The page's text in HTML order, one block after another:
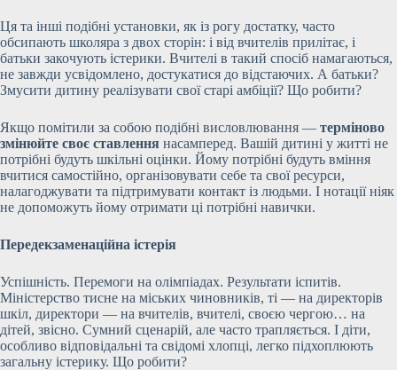
Ця та інші подібні установки, як із рогу достатку, часто
обсипають школяра з двох сторін: і від вчителів прилітає, і
батьки закочують істерики. Вчителі в такий спосіб намагаються,
не завжди усвідомлено, достукатися до відстаючих. А батьки?
Змусити дитину реалізувати свої старі амбіції? Що робити?
Якщо помітили за собою подібні висловлювання — терміново
змінюйте своє ставлення насамперед. Вашій дитині у житті не
потрібні будуть шкільні оцінки. Йому потрібні будуть вміння
вчитися самостійно, організовувати себе та свої ресурси,
налагоджувати та підтримувати контакт із людьми. І нотації ніяк
не допоможуть йому отримати ці потрібні навички.
Передекзаменаційна істерія
Успішність. Перемоги на олімпіадах. Результати іспитів.
Міністерство тисне на міських чиновників, ті — на директорів
шкіл, директори — на вчителів, вчителі, своєю чергою… на
дітей, звісно. Сумний сценарій, але часто трапляється. І діти,
особливо відповідальні та свідомі хлопці, легко підхоплюють
загальну істерику. Що робити?